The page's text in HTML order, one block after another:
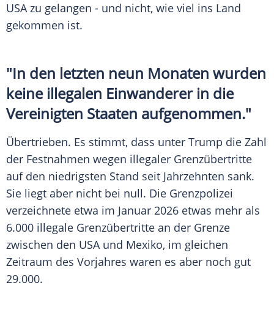
USA zu gelangen - und nicht, wie viel ins Land
gekommen ist.
"In den letzten neun Monaten wurden
keine illegalen Einwanderer in die
Vereinigten Staaten aufgenommen."
Übertrieben. Es stimmt, dass unter Trump die Zahl
der Festnahmen wegen illegaler Grenzübertritte
auf den niedrigsten Stand seit Jahrzehnten sank.
Sie liegt aber nicht bei null. Die Grenzpolizei
verzeichnete etwa im Januar 2026 etwas mehr als
6.000 illegale Grenzübertritte an der Grenze
zwischen den USA und Mexiko, im gleichen
Zeitraum des Vorjahres waren es aber noch gut
29.000.